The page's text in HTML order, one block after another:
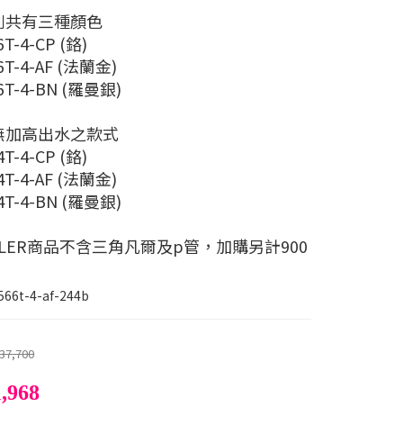
有三種顏色
4-CP (鉻)
4-AF (法蘭金)
4-BN (羅曼銀)
高出水之款式
4-CP (鉻)
4-AF (法蘭金)
4-BN (羅曼銀)
商品不含三角凡爾及p管，加購另計900
4-af-244b